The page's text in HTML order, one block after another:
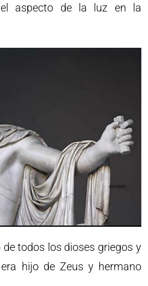
aspecto de la luz en la
todos los dioses griegos y
hijo de Zeus y hermano